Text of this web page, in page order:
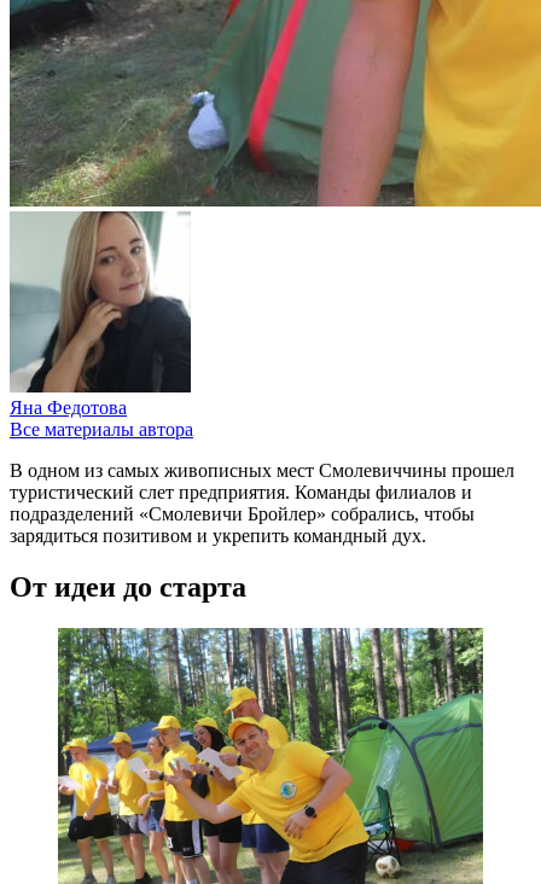
Яна Федотова
Все материалы автора
В одном из самых живописных мест Смолевиччины прошел
туристический слет предприятия. Команды филиалов и
подразделений «Смолевичи Бройлер» собрались, чтобы
зарядиться позитивом и укрепить командный дух.
От идеи до старта